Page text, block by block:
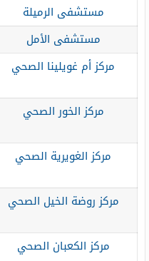
مستشفى الرميلة
مستشفى الأمل
مركز أم غويلينا الصحي
مركز الخور الصحي
مركز الغويرية الصحي
مركز روضة الخيل الصحي
مركز الكعبان الصحي